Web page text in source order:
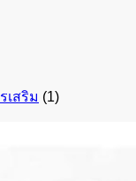
เสริม (1)